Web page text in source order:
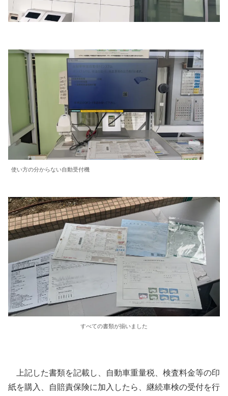
使い方の分からない自動受付機
すべての書類が揃いました
上記した書類を記載し、自動車重量税、検査料金等の印
紙を購入、自賠責保険に加入したら、継続車検の受付を行